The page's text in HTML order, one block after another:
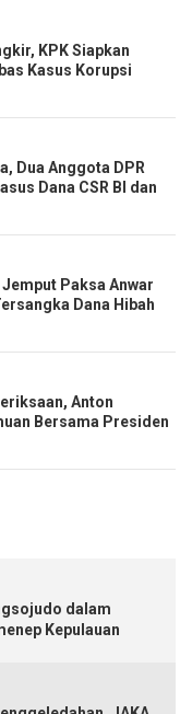
KPK Siapkan
Kasus Korupsi
Dua Anggota DPR
Dana CSR BI dan
Paksa Anwar
Dana Hibah
Anton
Bersama Presiden
dalam
Kepulauan